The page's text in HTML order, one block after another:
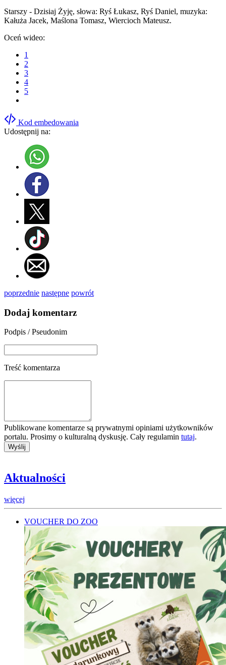
Starszy - Dzisiaj Żyję, słowa: Ryś Łukasz, Ryś Daniel, muzyka:
Kałuża Jacek, Maślona Tomasz, Wiercioch Mateusz.
Oceń wideo:
1
2
3
4
5
Kod embedowania
Udostępnij na:
poprzednie następne powrót
Dodaj komentarz
Podpis / Pseudonim
Treść komentarza
Publikowane komentarze są prywatnymi opiniami użytkowników
portalu. Prosimy o kulturalną dyskusję. Cały regulamin tutaj.
Aktualności
więcej
VOUCHER DO ZOO